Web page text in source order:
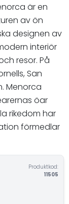
är en
av ön
designen av
interiör
resor. På
San
Menorca
öar
rikedom har
förmedlar
Produktkod:
11505